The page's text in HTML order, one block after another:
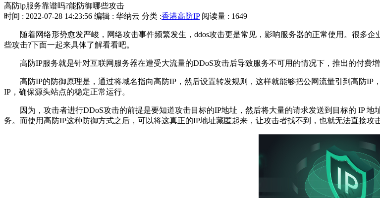
高防ip服务靠谱吗?能防御哪些攻击
时间 : 2022-07-28 14:23:56 编辑 : 华纳云 分类 :香港高防IP 阅读量 : 1649
随着网络形势愈发严峻，网络攻击事件频繁发生，ddos攻击更是常见，影响服务器的正常使用。很多企
些攻击?下面一起来具体了解看看吧。
高防IP服务就是针对互联网服务器在遭受大流量的DDoS攻击后导致服务不可用的情况下，推出的付费
高防IP的防御原理是，通过将域名指向高防IP，然后设置转发规则，这样就能够把公网流量引到高防IP
IP，确保源头站点的稳定正常运行。
因为，攻击者进行DDoS攻击的前提是要知道攻击目标的IP地址，然后将大量的请求发送到目标的 IP 地
务。而使用高防IP这种防御方式之后，可以将这真正的IP地址藏匿起来，让攻击者找不到，也就无法直接攻